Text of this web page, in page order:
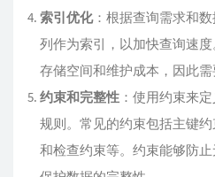
索引优化：根据查询需求和
列作为索引，以加快查询速
存储空间和维护成本，因此需
约束和完整性 ：使用约束来
规则。常见的约束包括主键
和检查约束等。约束能够防